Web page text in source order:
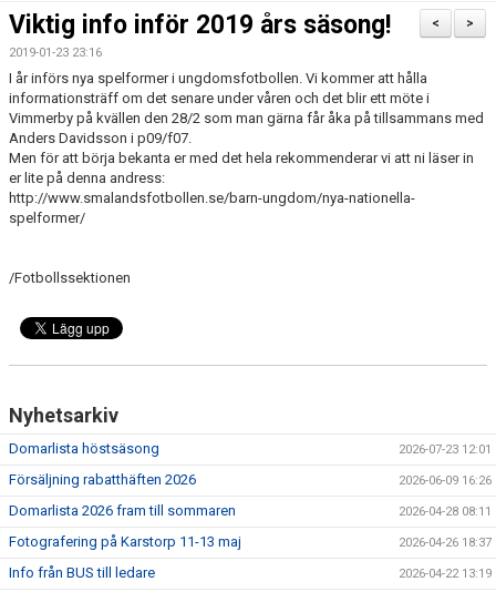
>
<
Viktig info inför 2019 års säsong!
2019-01-23 23:16
I år införs nya spelformer i ungdomsfotbollen. Vi kommer att hålla
informationsträff om det senare under våren och det blir ett möte i
Vimmerby på kvällen den 28/2 som man gärna får åka på tillsammans med
Anders Davidsson i p09/f07.
Men för att börja bekanta er med det hela rekommenderar vi att ni läser in
er lite på denna andress:
http://www.smalandsfotbollen.se/barn-ungdom/nya-nationella-
spelformer/
/Fotbollssektionen
Nyhetsarkiv
Domarlista höstsäsong 2026-07-23 12:01
Försäljning rabatthäften 2026 2026-06-09 16:26
Domarlista 2026 fram till sommaren 2026-04-28 08:11
Fotografering på Karstorp 11-13 maj 2026-04-26 18:37
Info från BUS till ledare 2026-04-22 13:19